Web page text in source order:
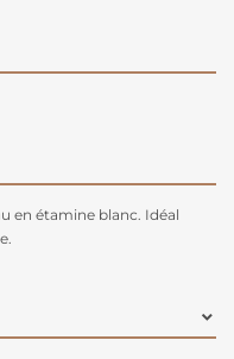
en étamine blanc. Idéal